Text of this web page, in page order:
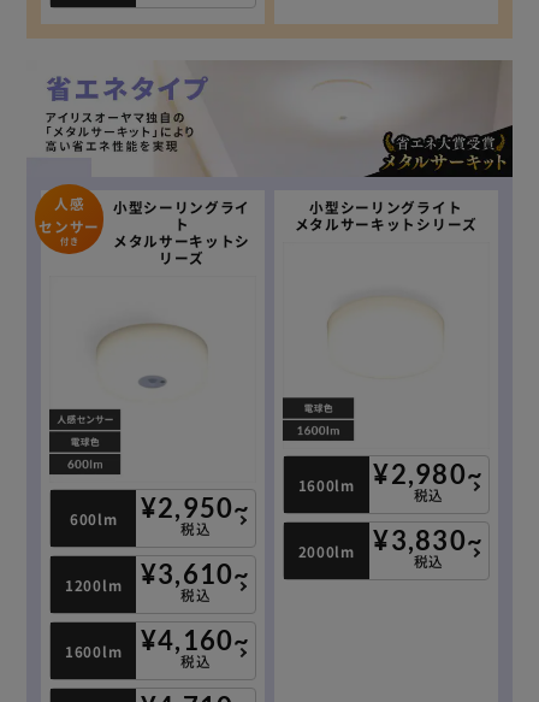
人感
センサー
付き
小型シーリングライ
ト
メタルサーキットシ
リーズ
600lm ¥2,950~
税込
1200lm ¥3,610~
税込
1600lm ¥4,160~
税込
小型シーリングライト
メタルサーキットシリーズ
1600lm ¥2,980~
税込
2000lm ¥3,830~
税込